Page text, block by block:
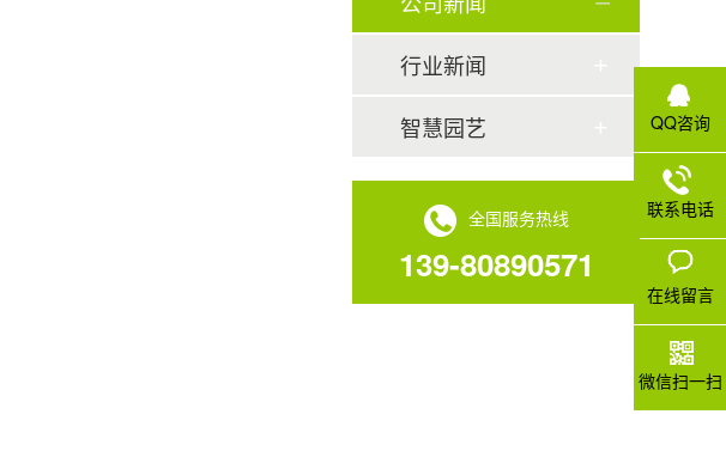
行业新闻
智慧园艺
全国服务热线
139-80890571
QQ咨询
联系电话
在线留言
微信扫一扫